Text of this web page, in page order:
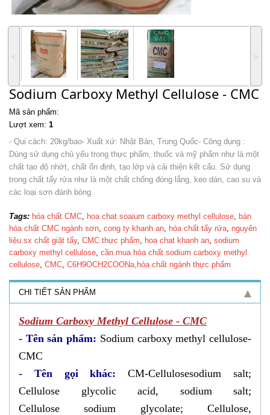
˂ ˃
Sodium Carboxy Methyl Cellulose - CMC
Mã sản phẩm:
Lượt xem: 1
- Qui cách: 20kg/bao- Xuất xứ: Nhật Bản, Trung Quốc- Công dụng :
Dùng sử dụng chủ yếu trong thực phẩm, thuốc và mỹ phẩm như là một
chất tạo độ nhớt, chất ổn định, tạo lớp và cải thiện kết cấu. Sử dụng
trong chất tẩy rửa như là một chất chống đóng lắng, keo dán, cao su và
các loại sơn đánh bóng.
Tags: hóa chất CMC hoa chat soaium carboxy methyl cellulose
bán
hóa chất CMC ngành sơn cong ty khanh an hóa chất tẩy rửa nguyên
liệu sx chất giặt tẩy, CMC thực phẩm hoa chat khanh an sodium
carboxy methyl cellulose cần mua hóa chất sodium carboxy methyl
cellulose CMC C6H9OCH2COONa,hóa chất ngành thực phẩm
CHI TIẾT SẢN PHẨM
Sodium Carboxy Methyl Cellulose - CMC
- Tên sản phẩm: Sodium carboxy methyl cellulose-
CMC
- Tên gọi khác: CM-Cellulosesodium salt;
Cellulose glycolic acid, sodium salt;
Cellulose sodium glycolate; Cellulose,